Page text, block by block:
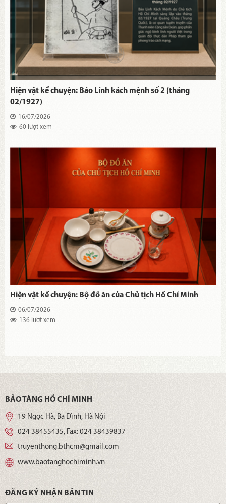
Hiện vật kể chuyện: Báo Lính kách mệnh số 2 (tháng
02/1927)
16/07/2026
60 lượt xem
Hiện vật kể chuyện: Bộ đồ ăn của Chủ tịch Hồ Chí Minh
06/07/2026
136 lượt xem
BẢO TÀNG HỒ CHÍ MINH
19 Ngọc Hà, Ba Đình, Hà Nội
024 38455435, Fax: 024 38439837
truyenthong.bthcm@gmail.com
www.baotanghochiminh.vn
ĐĂNG KÝ NHẬN BẢN TIN